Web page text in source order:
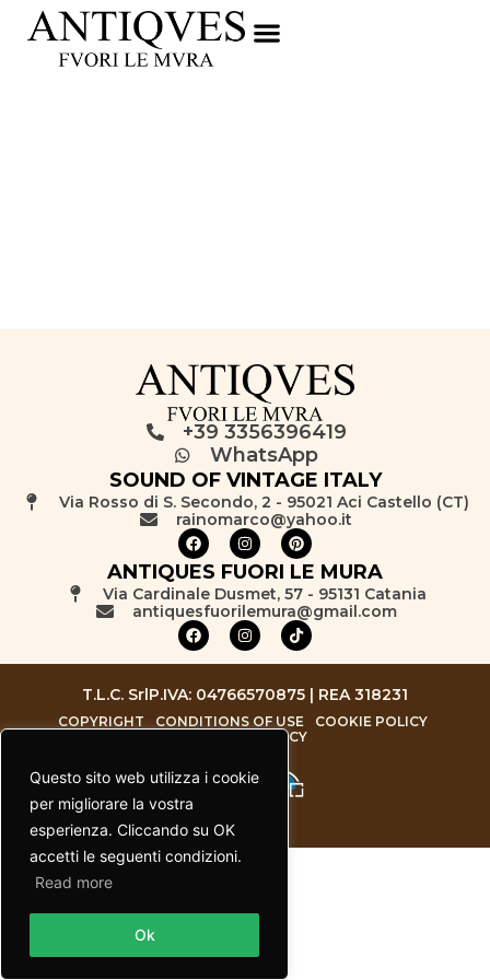
Questo sito web utilizza i cookie
per migliorare la vostra
esperienza. Cliccando su OK
accetti le seguenti condizioni.
Read more
Ok
+39 3356396419
WhatsApp
SOUND OF VINTAGE ITALY
Via Rosso di S. Secondo, 2 - 95021 Aci Castello (CT)
rainomarco@yahoo.it
ANTIQUES FUORI LE MURA
Via Cardinale Dusmet, 57 - 95131 Catania
antiquesfuorilemura@gmail.com
T.L.C. SrlP.IVA: 04766570875 | REA 318231
COPYRIGHT CONDITIONS OF USE
COOKIE POLICY
PRIVACY POLICY